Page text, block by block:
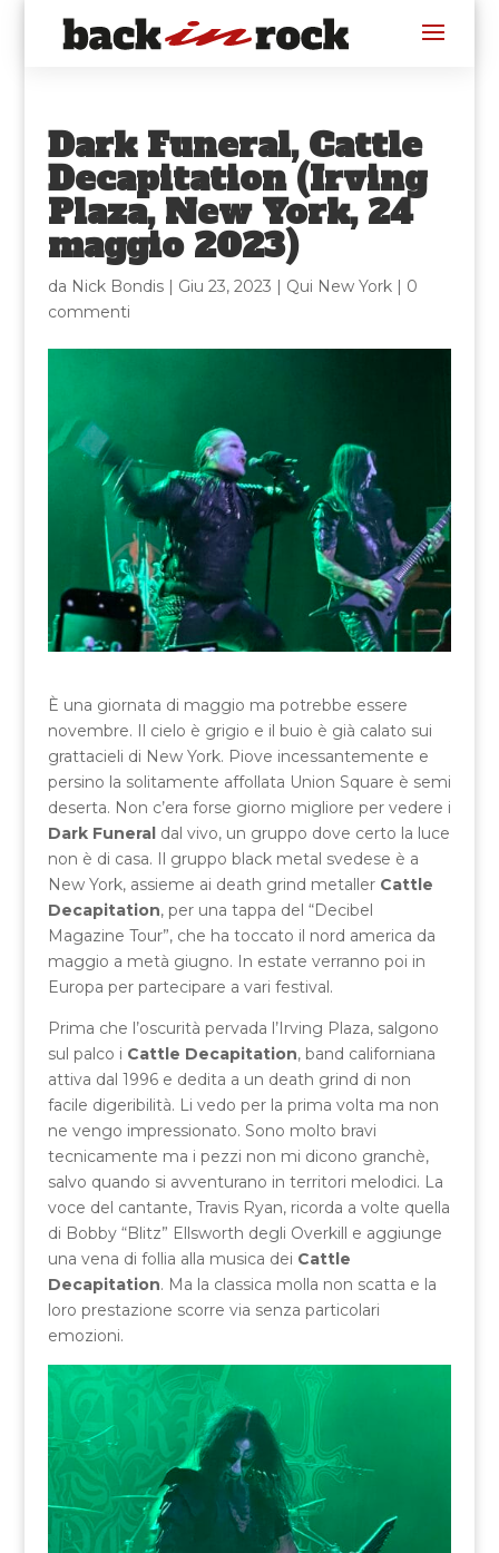
Dark Funeral, Cattle
Decapitation (Irving
Plaza, New York, 24
maggio 2023)
da Nick Bondis| Giu 23, 2023 | Qui New York| 0
commenti
È una giornata di maggio ma potrebbe essere
novembre. Il cielo è grigio e il buio è già calato sui
grattacieli di New York. Piove incessantemente e
persino la solitamente affollata Union Square è semi
deserta. Non c’era forse giorno migliore per vedere i
Dark Funeraldal vivo, un gruppo dove certo la luce
non è di casa. Il gruppo black metal svedese è a
New York, assieme ai death grind metaller Cattle
Decapitation, per una tappa del “Decibel
Magazine Tour”, che ha toccato il nord america da
maggio a metà giugno. In estate verranno poi in
Europa per partecipare a vari festival.
Prima che l’oscurità pervada l’Irving Plaza, salgono
sul palco i Cattle Decapitation, band californiana
attiva dal 1996 e dedita a un death grind di non
facile digeribilità. Li vedo per la prima volta ma non
ne vengo impressionato. Sono molto bravi
tecnicamente ma i pezzi non mi dicono granchè,
salvo quando si avventurano in territori melodici. La
voce del cantante, Travis Ryan, ricorda a volte quella
di Bobby “Blitz” Ellsworth degli Overkill e aggiunge
una vena di follia alla musica dei Cattle
Decapitation. Ma la classica molla non scatta e la
loro prestazione scorre via senza particolari
emozioni.